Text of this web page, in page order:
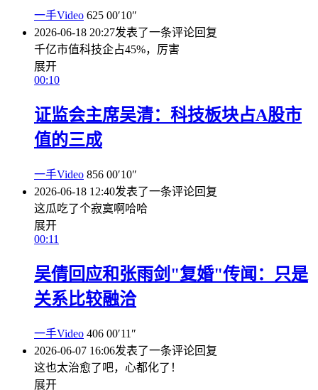
一手Video 625 00′10″
2026-06-18 20:27发表了一条评论回复
千亿市值科技企占45%，厉害
展开
00:10
证监会主席吴清：科技板块占A股市
值的三成
一手Video 856 00′10″
2026-06-18 12:40发表了一条评论回复
这瓜吃了个寂寞啊哈哈
展开
00:11
吴倩回应和张雨剑"复婚"传闻：只是
关系比较融洽
一手Video 406 00′11″
2026-06-07 16:06发表了一条评论回复
这也太治愈了吧，心都化了！
展开